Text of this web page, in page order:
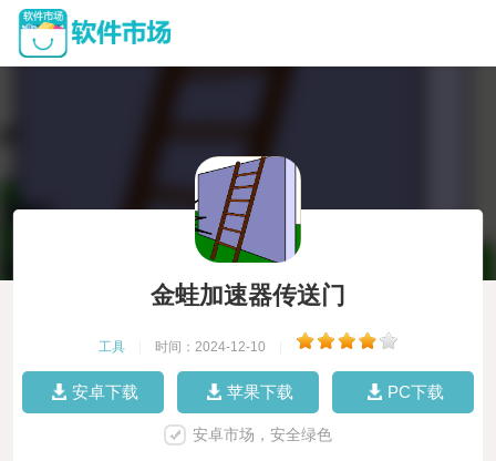
金蛙加速器传送门
工具 时间：2024-12-10
安卓下载 苹果下载 PC下载
安卓市场，安全绿色